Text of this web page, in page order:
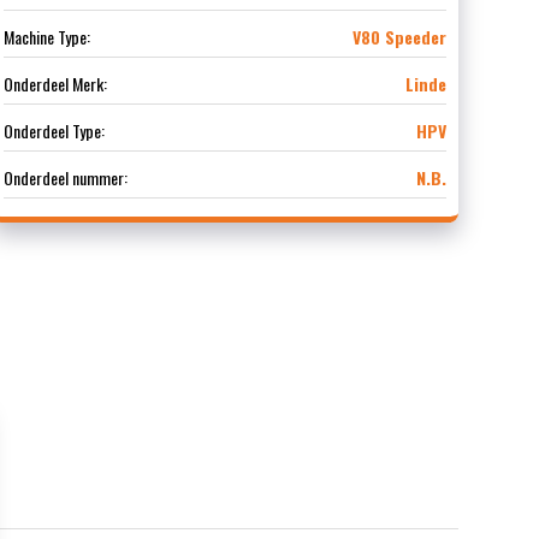
Machine Type:
V80 Speeder
Onderdeel Merk:
Linde
Onderdeel Type:
HPV
Onderdeel nummer:
N.B.